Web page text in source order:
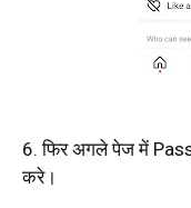
6. फिर अगले पेज में
करे।